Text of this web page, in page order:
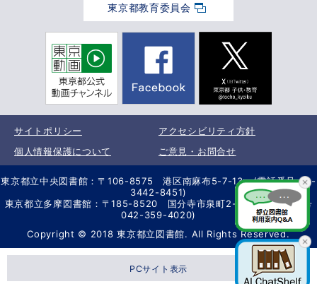
東京都教育委員会
サイトポリシー
アクセシビリティ方針
個人情報保護について
ご意見・お問合せ
東京都立中央図書館：〒106-8575 港区南麻布5-7-13 (電話番号 03-
3442-8451)
東京都立多摩図書館：〒185-8520 国分寺市泉町2-2-26 (電話番号
042-359-4020)
Copyright © 2018 東京都立図書館. All Rights Reserved.
PCサイト表示